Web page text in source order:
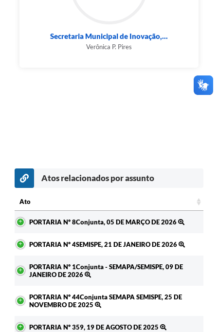
Secretaria Municipal de Inovação,...
Verônica P. Pires
Atos relacionados por assunto
Ato
PORTARIA Nº 8Conjunta, 05 DE MARÇO DE 2026
PORTARIA Nº 4SEMISPE, 21 DE JANEIRO DE 2026
PORTARIA Nº 1Conjunta - SEMAPA/SEMISPE, 09 DE
JANEIRO DE 2026
PORTARIA Nº 44Conjunta SEMAPA SEMISPE, 25 DE
NOVEMBRO DE 2025
PORTARIA Nº 359, 19 DE AGOSTO DE 2025